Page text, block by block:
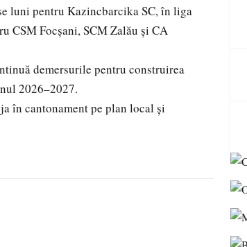
luni pentru Kazincbarcika SC, în liga
CSM Focșani, SCM Zalău și CA
demersurile pentru construirea
2026–2027.
în cantonament pe plan local și